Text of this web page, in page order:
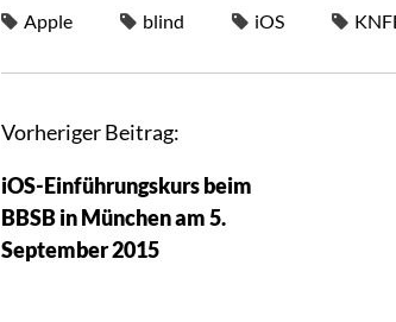
Apple blind iOS
Vorheriger Beitrag:
iOS-Einführungskurs beim
BBSB in München am 5.
September 2015